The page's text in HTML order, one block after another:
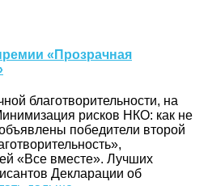
«Прозрачная
благотворительности, на
рисков НКО: как не
победители второй
«Все вместе». Лучших
Декларации об